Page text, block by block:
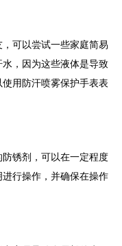
可以尝试一些家庭简易
，因为这些液体是导致
用防汗喷雾保护手表表
锈剂，可以在一定程度
行操作，并确保在操作